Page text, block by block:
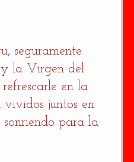
seguramente
y la Virgen del
en la
vividos juntos en
para la